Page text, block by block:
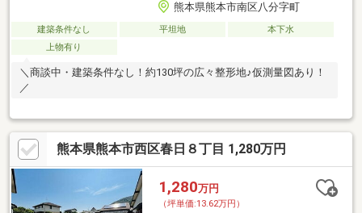
熊本県熊本市南区八分字町
建築条件なし 平坦地
本下水
上物有り
＼商談中・建築条件なし！約130坪の広々整形地♪仮測量図あり！
／
熊本県熊本市西区春日８丁目 1,280万円
1,280万円
（坪単価:13.62万円）